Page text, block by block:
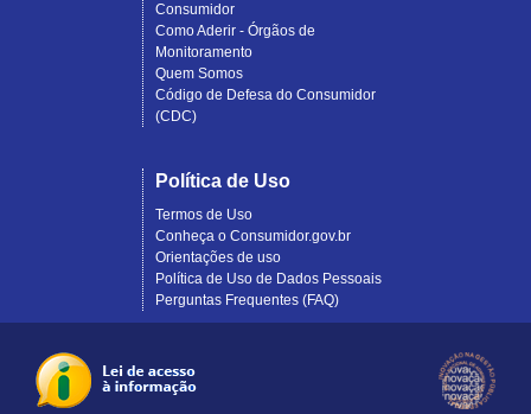
Consumidor
Como Aderir - Órgãos de
Monitoramento
Quem Somos
Código de Defesa do Consumidor
(CDC)
Política de Uso
Termos de Uso
Conheça o Consumidor.gov.br
Orientações de uso
Política de Uso de Dados Pessoais
Perguntas Frequentes (FAQ)